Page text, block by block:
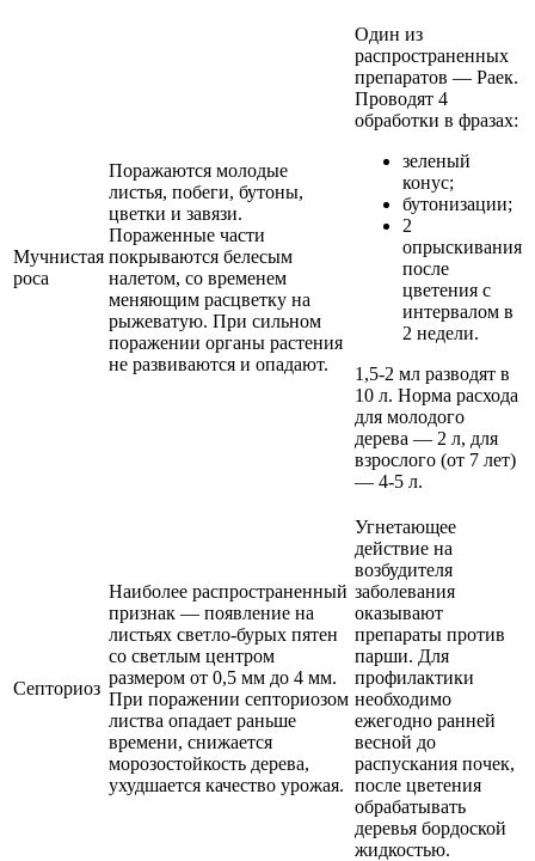
Мучнистая
роса
Поражаются молодые
листья, побеги, бутоны,
цветки и завязи.
Пораженные части
покрываются белесым
налетом, со временем
меняющим расцветку на
рыжеватую. При сильном
поражении органы растения
не развиваются и опадают.
Один из
распространенных
препаратов — Раек.
Проводят 4
обработки в фразах:
зеленый
конус;
бутонизации;
2
опрыскивания
после
цветения с
интервалом в
2 недели.
1,5-2 мл разводят в
10 л. Норма расхода
для молодого
дерева — 2 л, для
взрослого (от 7 лет)
— 4-5 л.
Септориоз
Наиболее распространенный
признак — появление на
листьях светло-бурых пятен
со светлым центром
размером от 0,5 мм до 4 мм.
При поражении септориозом
листва опадает раньше
времени, снижается
морозостойкость дерева,
ухудшается качество урожая.
Угнетающее
действие на
возбудителя
заболевания
оказывают
препараты против
парши. Для
профилактики
необходимо
ежегодно ранней
весной до
распускания почек,
после цветения
обрабатывать
деревья бордоской
жидкостью.